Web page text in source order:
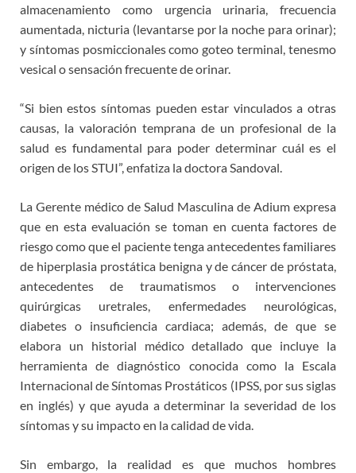
almacenamiento como urgencia urinaria, frecuencia
aumentada, nicturia (levantarse por la noche para orinar);
y síntomas posmiccionales como goteo terminal, tenesmo
vesical o sensación frecuente de orinar.
“Si bien estos síntomas pueden estar vinculados a otras
causas, la valoración temprana de un profesional de la
salud es fundamental para poder determinar cuál es el
origen de los STUI”, enfatiza la doctora Sandoval.
La Gerente médico de Salud Masculina de Adium expresa
que en esta evaluación se toman en cuenta factores de
riesgo como que el paciente tenga antecedentes familiares
de hiperplasia prostática benigna y de cáncer de próstata,
antecedentes de traumatismos o intervenciones
quirúrgicas uretrales, enfermedades neurológicas,
diabetes o insuficiencia cardiaca; además, de que se
elabora un historial médico detallado que incluye la
herramienta de diagnóstico conocida como la Escala
Internacional de Síntomas Prostáticos (IPSS, por sus siglas
en inglés) y que ayuda a determinar la severidad de los
síntomas y su impacto en la calidad de vida.
Sin embargo, la realidad es que muchos hombres